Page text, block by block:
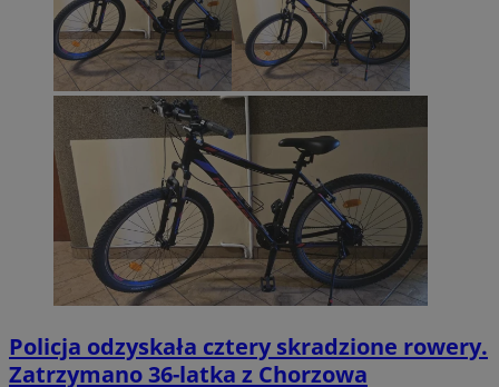
Policja odzyskała cztery skradzione rowery.
Zatrzymano 36-latka z Chorzowa